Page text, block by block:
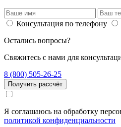
Консультация по телефону
Остались вопросы?
Свяжитесь с нами для
8 (800) 505-26-25
Получить рассчёт
Я соглашаюсь на обработку
политикой конфиденциальности